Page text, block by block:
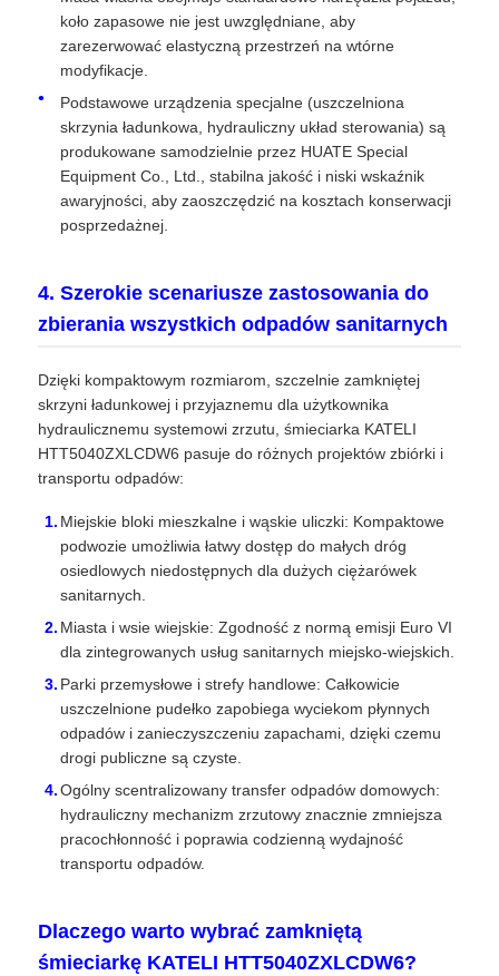
koło zapasowe nie jest uwzględniane, aby
zarezerwować elastyczną przestrzeń na wtórne
modyfikacje.
Podstawowe urządzenia specjalne (uszczelniona
skrzynia ładunkowa, hydrauliczny układ sterowania) są
produkowane samodzielnie przez HUATE Special
Equipment Co., Ltd., stabilna jakość i niski wskaźnik
awaryjności, aby zaoszczędzić na kosztach konserwacji
posprzedażnej.
4. Szerokie scenariusze zastosowania do
zbierania wszystkich odpadów sanitarnych
Dzięki kompaktowym rozmiarom, szczelnie zamkniętej
skrzyni ładunkowej i przyjaznemu dla użytkownika
hydraulicznemu systemowi zrzutu, śmieciarka KATELI
HTT5040ZXLCDW6 pasuje do różnych projektów zbiórki i
transportu odpadów:
Miejskie bloki mieszkalne i wąskie uliczki: Kompaktowe
podwozie umożliwia łatwy dostęp do małych dróg
osiedlowych niedostępnych dla dużych ciężarówek
sanitarnych.
Miasta i wsie wiejskie: Zgodność z normą emisji Euro VI
dla zintegrowanych usług sanitarnych miejsko-wiejskich.
Parki przemysłowe i strefy handlowe: Całkowicie
uszczelnione pudełko zapobiega wyciekom płynnych
odpadów i zanieczyszczeniu zapachami, dzięki czemu
drogi publiczne są czyste.
Ogólny scentralizowany transfer odpadów domowych:
hydrauliczny mechanizm zrzutowy znacznie zmniejsza
pracochłonność i poprawia codzienną wydajność
transportu odpadów.
Dlaczego warto wybrać zamkniętą
śmieciarkę KATELI HTT5040ZXLCDW6?